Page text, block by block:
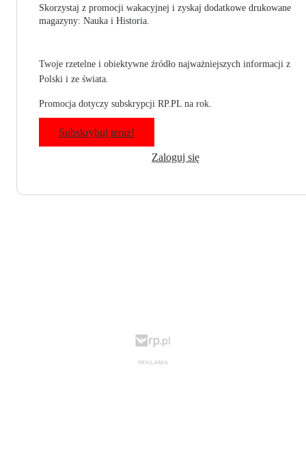
Skorzystaj z promocji wakacyjnej i zyskaj dodatkowe drukowane
magazyny: Nauka i Historia.
Twoje rzetelne i obiektywne źródło najważniejszych informacji z
Polski i ze świata.
Promocja dotyczy subskrypcji RP.PL na rok.
Subskrybuj teraz!
Zaloguj się